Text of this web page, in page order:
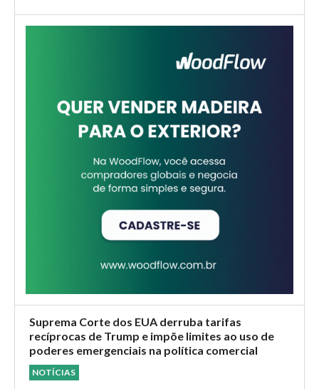
Suprema Corte dos EUA derruba tarifas
recíprocas de Trump e impõe limites ao uso de
poderes emergenciais na política comercial
NOTÍCIAS